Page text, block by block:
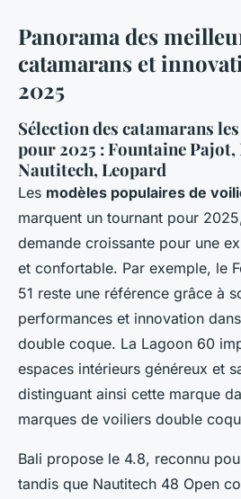
Panorama des
catamarans et
2025
Sélection des catamarans
pour 2025 : Fountaine
Nautitech, Leopard
Les modèles populaires de
marquent un tournant pour
demande croissante pour une
et confortable. Par exemple, le
51 reste une référence grâce à
performances et innovation
double coque. La Lagoon 60
espaces intérieurs généreux et
distinguant ainsi cette marque
marques de voiliers double
Bali propose le 4.8, reconnu
tandis que Nautitech 48 Open